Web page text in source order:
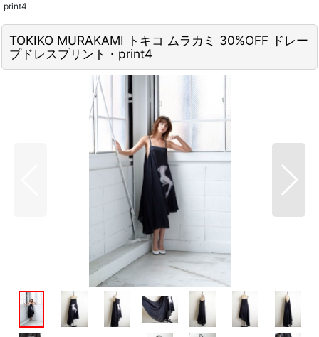
print4
TOKIKO MURAKAMI トキコ ムラカミ 30%OFF ドレー
プドレスプリント・print4